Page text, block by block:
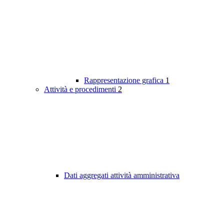
Rappresentazione grafica 1
Attività e procedimenti 2
Dati aggregati attività amministrativa